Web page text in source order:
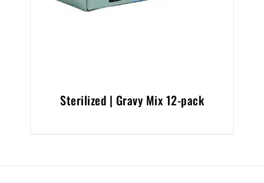
Sterilized | Gravy Mix 12-pack